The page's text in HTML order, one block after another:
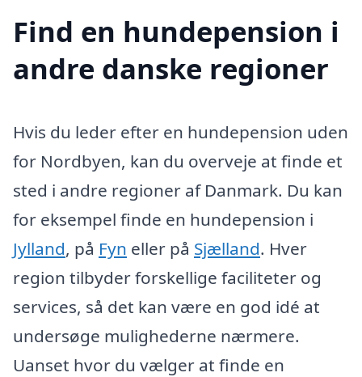
Find en hundepension i
andre danske regioner
Hvis du leder efter en hundepension uden
for Nordbyen, kan du overveje at finde et
sted i andre regioner af Danmark. Du kan
for eksempel finde en hundepension i
Jylland, på Fyn eller på Sjælland. Hver
region tilbyder forskellige faciliteter og
services, så det kan være en god idé at
undersøge mulighederne nærmere.
Uanset hvor du vælger at finde en